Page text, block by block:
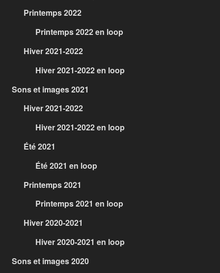
Printemps 2022
Printemps 2022 en loop
Hiver 2021-2022
Hiver 2021-2022 en loop
Sons et images 2021
Hiver 2021-2022
Hiver 2021-2022 en loop
Été 2021
Été 2021 en loop
Printemps 2021
Printemps 2021 en loop
Hiver 2020-2021
Hiver 2020-2021 en loop
Sons et images 2020